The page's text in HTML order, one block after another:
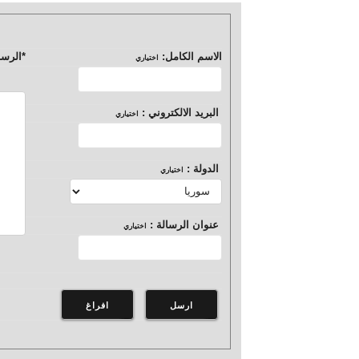
الاسم الكامل: اختياري *
البريد الالكتروني : اختياري
الدولة : اختياري
عنوان الرسالة : اختياري